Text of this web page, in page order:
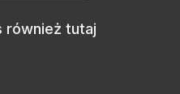
również tutaj